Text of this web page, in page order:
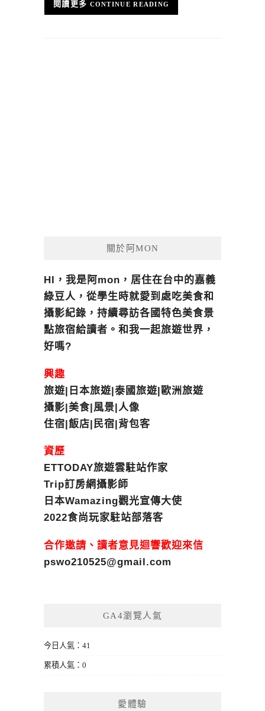
CONTINUE READING
關於阿MON
HI，我是阿mon，居住在台中的嘉義
綠豆人，從學生時就愛到處吃美食和
攝影紀錄，持續尋訪各國特色美食景
點旅宿給讀者。和我一起旅遊世界，
好嗎?
興趣
旅遊|日本旅遊|泰國旅遊|歐洲旅遊
攝影|美食|風景|人像
住宿|飯店|民宿|背包客
資歷
ETTODAY旅遊雲駐站作家
Trip訂房網攝影師
日本Wamazing觀光宣傳大使
2022食尚玩家駐站部落客
合作邀請、讀者意見迴響歡迎來信
pswo210525@gmail.com
GA4瀏覽人氣
今日人氣：41
累積人氣：0
愛體驗